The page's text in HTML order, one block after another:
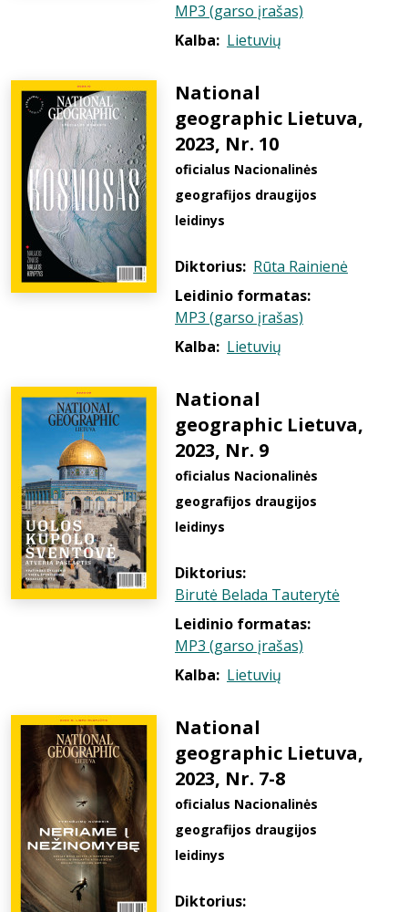
MP3 (garso įrašas)
Kalba: Lietuvių
National
geographic Lietuva,
2023, Nr. 10
oficialus Nacionalinės
geografijos draugijos
leidinys
Diktorius: Rūta Rainienė
Leidinio formatas:
MP3 (garso įrašas)
Kalba: Lietuvių
National
geographic Lietuva,
2023, Nr. 9
oficialus Nacionalinės
geografijos draugijos
leidinys
Diktorius:
Birutė Belada Tauterytė
Leidinio formatas:
MP3 (garso įrašas)
Kalba: Lietuvių
National
geographic Lietuva,
2023, Nr. 7-8
oficialus Nacionalinės
geografijos draugijos
leidinys
Diktorius: